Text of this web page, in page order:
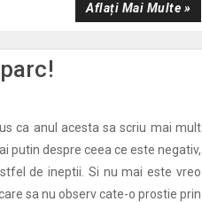
Aflați Mai Multe »
ca anul acesta sa scriu mai mult
putin despre ceea ce este negativ,
de ineptii. Si nu mai este vreo
sa nu observ cate-o prostie prin